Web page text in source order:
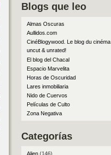
Blogs que leo
Almas Oscuras
Aullidos.com
CinéBlogywood. Le blog du cinéma
uncut & unrated!
El blog del Chacal
Espacio Marvelita
Horas de Oscuridad
Lares inmobiliaria
Nido de Cuervos
Películas de Culto
Zona Negativa
Categorías
Alien(146)